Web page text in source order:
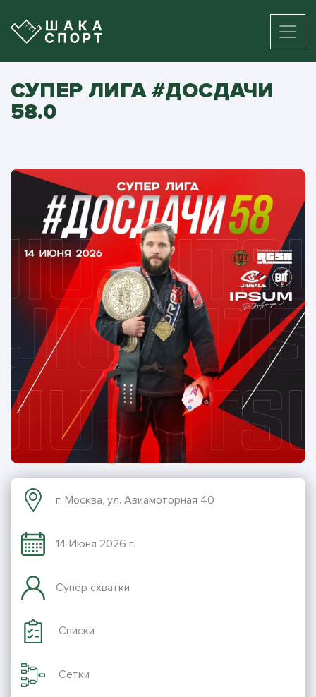
СУПЕР ЛИГА #ДОСДАЧИ
58.0
г. Москва, ул. Авиамоторная 40
14 Июня 2026 г.
Супер схватки
Списки
Сетки